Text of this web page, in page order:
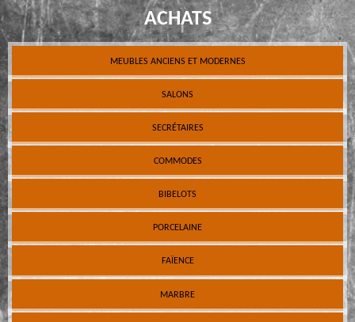
ACHATS
MEUBLES ANCIENS ET MODERNES
SALONS
SECRÉTAIRES
COMMODES
BIBELOTS
PORCELAINE
FAÏENCE
MARBRE